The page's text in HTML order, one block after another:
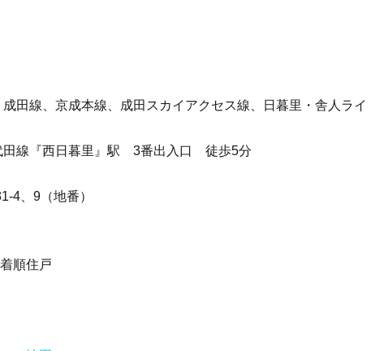
田線、京成本線、成田スカイアクセス線、日暮里・舎人ライ
田線『西日暮里』駅 3番出入口 徒歩5分
4、9（地番）
順住戸